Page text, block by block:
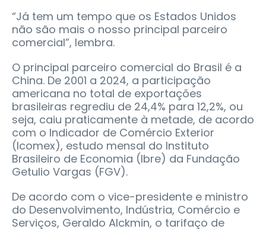
“Já tem um tempo que os Estados Unidos
não são mais o nosso principal parceiro
comercial”, lembra.
O principal parceiro comercial do Brasil é a
China. De 2001 a 2024, a participação
americana no total de exportações
brasileiras regrediu de 24,4% para 12,2%, ou
seja, caiu praticamente à metade, de acordo
com o Indicador de Comércio Exterior
(Icomex), estudo mensal do Instituto
Brasileiro de Economia (Ibre) da Fundação
Getulio Vargas (FGV).
De acordo com o vice-presidente e ministro
do Desenvolvimento, Indústria, Comércio e
Serviços, Geraldo Alckmin, o tarifaço de